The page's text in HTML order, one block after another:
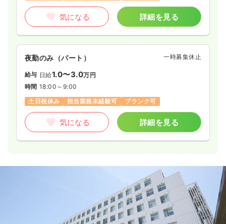
気になる 詳細を見る
夜勤のみ（パート） 一時募集休止
給与 日給1.0〜3.0万円
時間 18:00～9:00
土日祝休み
担当業務未経験可 ブランク可
気になる 詳細を見る